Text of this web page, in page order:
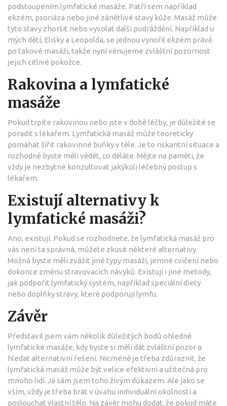
podstoupením lymfatické masáže. Patří sem například
ekzém, psoriáza nebo jiné zánětlivé stavy kůže. Masáž může
tyto stavy zhoršit nebo vyvolat další podráždění. Například u
mých dětí, Elišky a Leopolda, se jednou vynořil ekzém právě
po takové masáži, takže nyní věnujeme zvláštní pozornost
jejich citlivé pokožce.
Rakovina a lymfatické
masáže
Pokud trpíte rakovinou nebo jste v době léčby, je důležité se
poradit s lékařem. Lymfatická masáž může teoreticky
pomáhat šířit rakovinné buňky v těle. Je to riskantní situace a
rozhodně byste měli vědět, co děláte. Mějte na paměti, že
vždy je nezbytné konzultovat jakýkoli léčebný postup s
lékařem.
Existují alternativy k
lymfatické masáži?
Ano, existují. Pokud se rozhodnete, že lymfatická masáž pro
vás není ta správná, můžete zkusit některé alternativy.
Možná byste měli zvážit jiné typy masáží, jemné cvičení nebo
dokonce změnu stravovacích návyků. Existují i jiné metody,
jak podpořit lymfatický systém, například speciální diety
nebo doplňky stravy, které podporují lymfu.
Závěr
Představil jsem vám několik důležitých bodů ohledně
lymfatické masáže, kdy byste si měli dát zvláštní pozor a
hledat alternativní řešení. Nicméně je třeba zdůraznit, že
lymfatická masáž může být velice efektivní a užitečná pro
mnoho lidí. Já sám jsem toho živým důkazem. Ale jako se
vším, vždy je třeba brát v úvahu individuální okolnosti a
poslouchat vlastní tělo. Na závěr mohu dodat, že pokud máte